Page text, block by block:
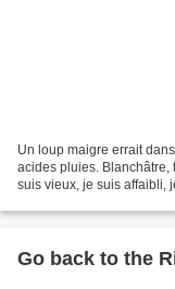
Un loup maigre errait
acides pluies. Blanchâtre,
suis vieux, je suis affaibli,
Go back to the